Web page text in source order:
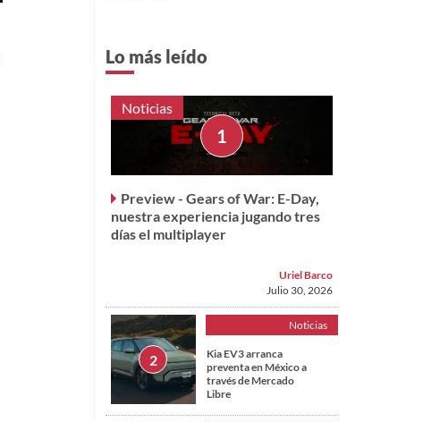
Lo más leído
Noticias
Preview - Gears of War: E-Day,
nuestra experiencia jugando tres
días el multiplayer
Uriel Barco
Julio 30, 2026
Noticias
Kia EV3 arranca
preventa en México a
través de Mercado
Libre